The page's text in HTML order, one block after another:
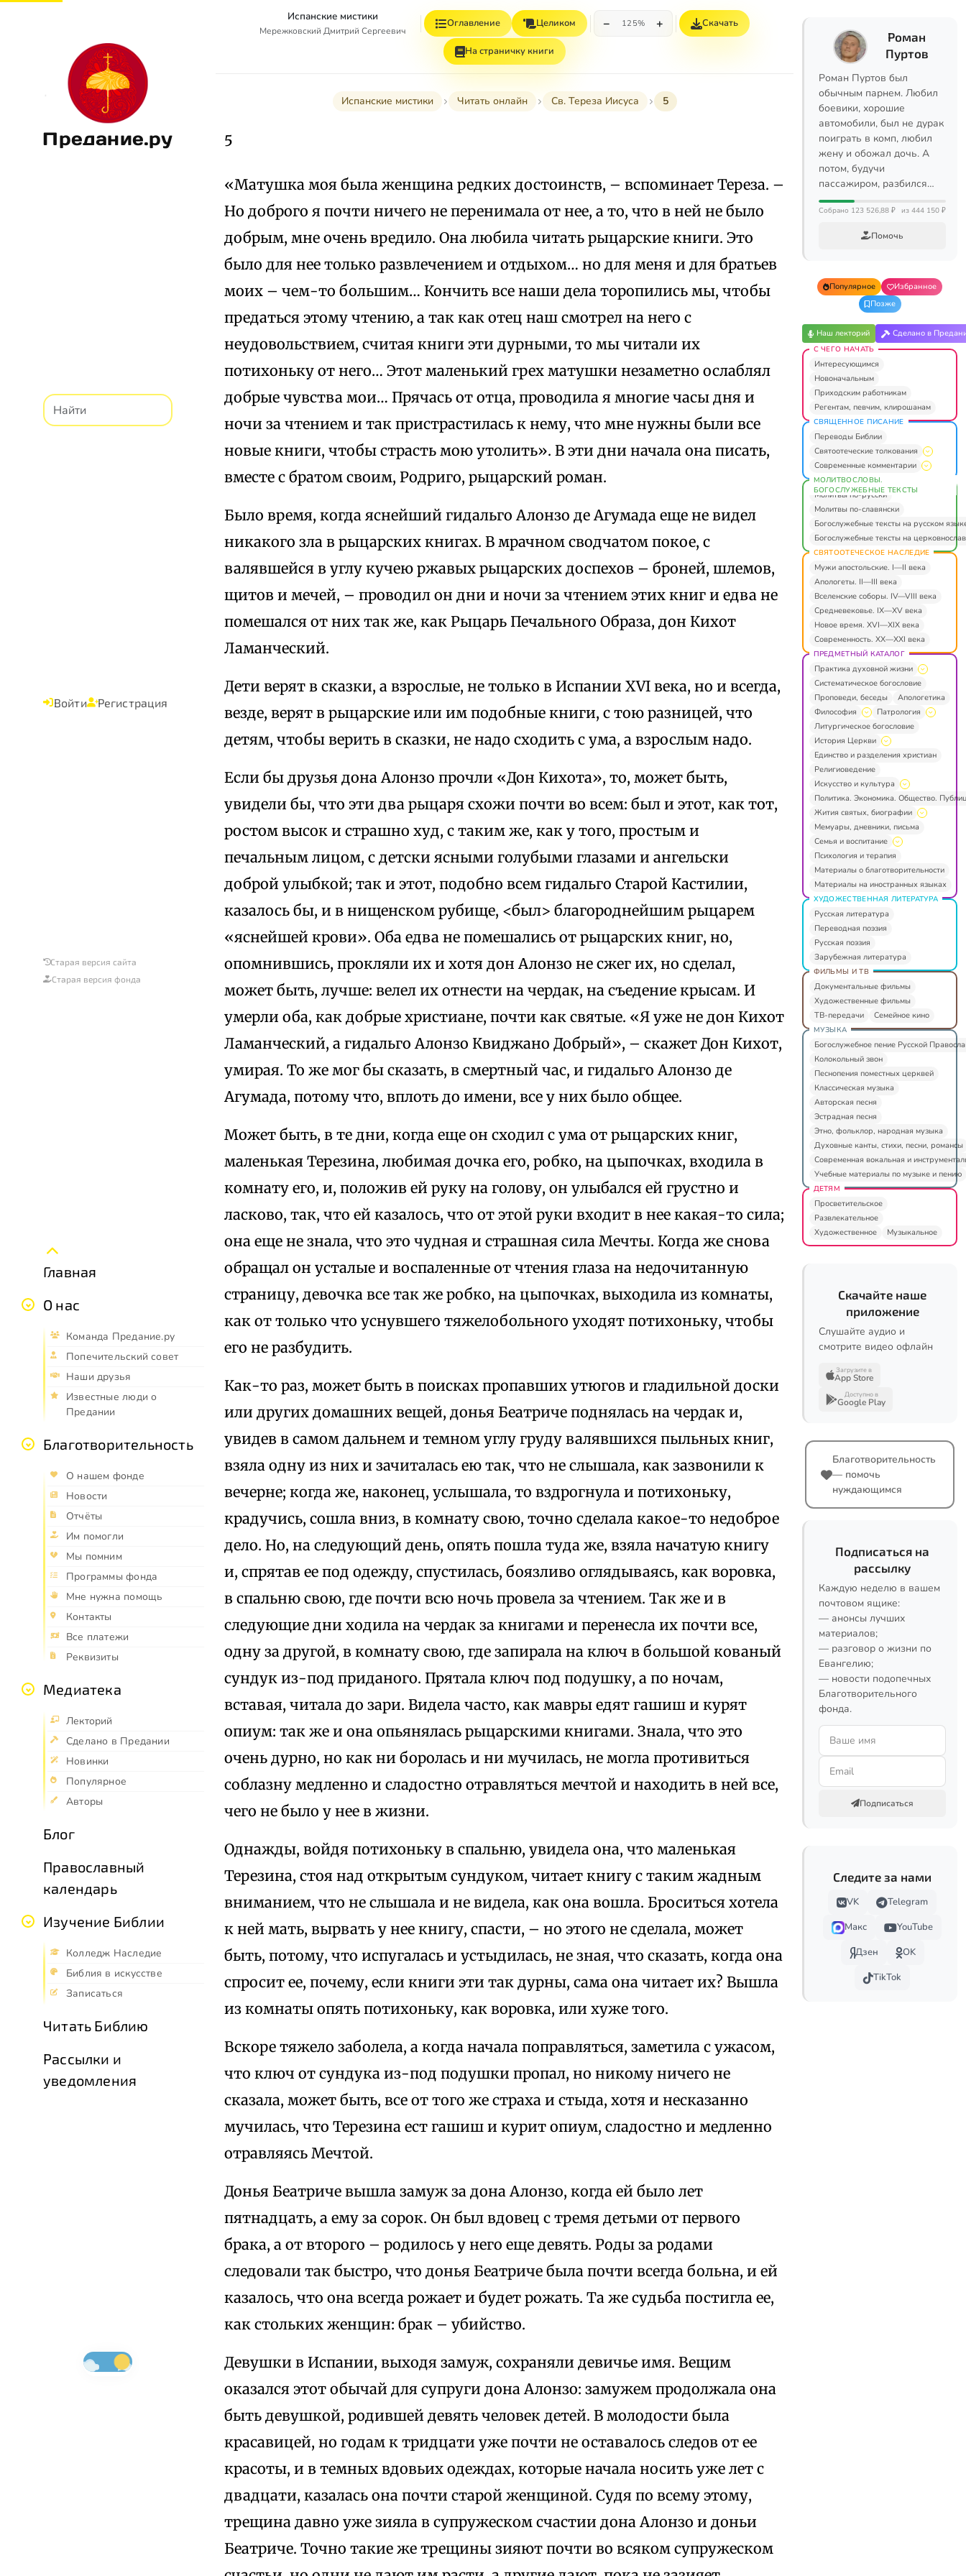
Предание.ру
Войти Регистрация
Старая версия сайта
Старая версия фонда
Главная
О нас
Команда Предание.ру
Попечительский совет
Наши друзья
Известные люди о
Предании
Благотворительность
О нашем фонде
Новости
Отчёты
Им помогли
Мы помним
Программы фонда
Мне нужна помощь
Контакты
Все платежи
Реквизиты
Медиатека
Лекторий
Сделано в Предании
Новинки
Популярное
Авторы
Блог
Православный
календарь
Изучение Библии
Колледж Наследие
Библия в искусстве
Записаться
Читать Библию
Рассылки и
уведомления
Испанские мистики
Мережковский Дмитрий Сергеевич
Оглавление Целиком − 125% + Скачать
На страничку книги
Испанские мистики Читать онлайн Св. Тереза Иисуса 5
5
«Матушка моя была женщина редких достоинств, – вспоминает Тереза. –
Но доброго я почти ничего не перенимала от нее, а то, что в ней не было
добрым, мне очень вредило. Она любила читать рыцарские книги. Это
было для нее только развлечением и отдыхом… но для меня и для братьев
моих – чем-то большим… Кончить все наши дела торопились мы, чтобы
предаться этому чтению, а так как отец наш смотрел на него с
неудовольствием, считая книги эти дурными, то мы читали их
потихоньку от него… Этот маленький грех матушки незаметно ослаблял
добрые чувства мои… Прячась от отца, проводила я многие часы дня и
ночи за чтением и так пристрастилась к нему, что мне нужны были все
новые книги, чтобы страсть мою утолить». В эти дни начала она писать,
вместе с братом своим, Родриго, рыцарский роман.
Было время, когда яснейший гидальго Алонзо де Агумада еще не видел
никакого зла в рыцарских книгах. В мрачном сводчатом покое, с
валявшейся в углу кучею ржавых рыцарских доспехов – броней, шлемов,
щитов и мечей, – проводил он дни и ночи за чтением этих книг и едва не
помешался от них так же, как Рыцарь Печального Образа, дон Кихот
Ламанческий.
Дети верят в сказки, а взрослые, не только в Испании XVI века, но и всегда,
везде, верят в рыцарские или им подобные книги, с тою разницей, что
детям, чтобы верить в сказки, не надо сходить с ума, а взрослым надо.
Если бы друзья дона Алонзо прочли «Дон Кихота», то, может быть,
увидели бы, что эти два рыцаря схожи почти во всем: был и этот, как тот,
ростом высок и страшно худ, с таким же, как у того, простым и
печальным лицом, с детски ясными голубыми глазами и ангельски
доброй улыбкой; так и этот, подобно всем гидальго Старой Кастилии,
казалось бы, и в нищенском рубище, <был> благороднейшим рыцарем
«яснейшей крови». Оба едва не помешались от рыцарских книг, но,
опомнившись, прокляли их и хотя дон Алонзо не сжег их, но сделал,
может быть, лучше: велел их отнести на чердак, на съедение крысам. И
умерли оба, как добрые христиане, почти как святые. «Я уже не дон Кихот
Ламанческий, а гидальго Алонзо Квиджано Добрый», – скажет Дон Кихот,
умирая. То же мог бы сказать, в смертный час, и гидальго Алонзо де
Агумада, потому что, вплоть до имени, все у них было общее.
Может быть, в те дни, когда еще он сходил с ума от рыцарских книг,
маленькая Терезина, любимая дочка его, робко, на цыпочках, входила в
комнату его, и, положив ей руку на голову, он улыбался ей грустно и
ласково, так, что ей казалось, что от этой руки входит в нее какая-то сила;
она еще не знала, что это чудная и страшная сила Мечты. Когда же снова
обращал он усталые и воспаленные от чтения глаза на недочитанную
страницу, девочка все так же робко, на цыпочках, выходила из комнаты,
как от только что уснувшего тяжелобольного уходят потихоньку, чтобы
его не разбудить.
Как-то раз, может быть в поисках пропавших утюгов и гладильной доски
или других домашних вещей, донья Беатриче поднялась на чердак и,
увидев в самом дальнем и темном углу груду валявшихся пыльных книг,
взяла одну из них и зачиталась ею так, что не слышала, как зазвонили к
вечерне; когда же, наконец, услышала, то вздрогнула и потихоньку,
крадучись, сошла вниз, в комнату свою, точно сделала какое-то недоброе
дело. Но, на следующий день, опять пошла туда же, взяла начатую книгу
и, спрятав ее под одежду, спустилась, боязливо оглядываясь, как воровка,
в спальню свою, где почти всю ночь провела за чтением. Так же и в
следующие дни ходила на чердак за книгами и перенесла их почти все,
одну за другой, в комнату свою, где запирала на ключ в большой кованый
сундук из-под приданого. Прятала ключ под подушку, а по ночам,
вставая, читала до зари. Видела часто, как мавры едят гашиш и курят
опиум: так же и она опьянялась рыцарскими книгами. Знала, что это
очень дурно, но как ни боролась и ни мучилась, не могла противиться
соблазну медленно и сладостно отравляться мечтой и находить в ней все,
чего не было у нее в жизни.
Однажды, войдя потихоньку в спальню, увидела она, что маленькая
Терезина, стоя над открытым сундуком, читает книгу с таким жадным
вниманием, что не слышала и не видела, как она вошла. Броситься хотела
к ней мать, вырвать у нее книгу, спасти, – но этого не сделала, может
быть, потому, что испугалась и устыдилась, не зная, что сказать, когда она
спросит ее, почему, если книги эти так дурны, сама она читает их? Вышла
из комнаты опять потихоньку, как воровка, или хуже того.
Вскоре тяжело заболела, а когда начала поправляться, заметила с ужасом,
что ключ от сундука из-под подушки пропал, но никому ничего не
сказала, может быть, все от того же страха и стыда, хотя и несказанно
мучилась, что Терезина ест гашиш и курит опиум, сладостно и медленно
отравляясь Мечтой.
Донья Беатриче вышла замуж за дона Алонзо, когда ей было лет
пятнадцать, а ему за сорок. Он был вдовец с тремя детьми от первого
брака, а от второго – родилось у него еще девять. Роды за родами
следовали так быстро, что донья Беатриче была почти всегда больна, и ей
казалось, что она всегда рожает и будет рожать. Та же судьба постигла ее,
как стольких женщин: брак – убийство.
Девушки в Испании, выходя замуж, сохраняли девичье имя. Вещим
оказался этот обычай для супруги дона Алонзо: замужем продолжала она
быть девушкой, родившей девять человек детей. В молодости была
красавицей, но годам к тридцати уже почти не оставалось следов от ее
красоты, и в темных вдовьих одеждах, которые начала носить уже лет с
двадцати, казалась она почти старой женщиной. Судя по всему этому,
трещина давно уже зияла в супружеском счастии дона Алонзо и доньи
Беатриче. Точно такие же трещины зияют почти во всяком супружеском
Роман
Пуртов
Роман Пуртов был
обычным парнем. Любил
боевики, хорошие
автомобили, был не дурак
поиграть в комп, любил
жену и обожал дочь. А
потом, будучи
пассажиром, разбился…
Собрано 123 526,88 ₽ из 444 150 ₽
Помочь
Популярное
Избранное
Позже
Наш лекторий Сделано в
С ЧЕГО НАЧАТЬ
Интересующимся
Новоначальным
Приходским работникам
Регентам, певчим, клирошанам
СВЯЩЕННОЕ ПИСАНИЕ
Переводы Библии
Святоотеческие толкования
Современные комментарии
МОЛИТВОСЛОВЫ.
БОГОСЛУЖЕБНЫЕ ТЕКСТЫ
Молитвы по-русски
Молитвы по-славянски
Богослужебные тексты на русском
Богослужебные тексты на
СВЯТООТЕЧЕСКОЕ НАСЛЕДИЕ
Мужи апостольские. I—II века
Апологеты. II—III века
Вселенские соборы. IV—VIII века
Средневековье. IX—XV века
Новое время. XVI—XIX века
Современность. XX—XXI века
ПРЕДМЕТНЫЙ КАТАЛОГ
Практика духовной жизни
Систематическое богословие
Проповеди, беседы
Апологетика
Философия
Патрология
Литургическое богословие
История Церкви
Единство и разделения христиан
Религиоведение
Искусство и культура
Политика. Экономика. Общество.
Жития святых, биографии
Мемуары, дневники, письма
Семья и воспитание
Психология и терапия
Материалы о благотворительности
Материалы на иностранных языках
ХУДОЖЕСТВЕННАЯ ЛИТЕРАТУРА
Русская литература
Переводная поэзия
Русская поэзия
Зарубежная литература
ФИЛЬМЫ И ТВ
Документальные фильмы
Художественные фильмы
ТВ-передачи
Семейное кино
МУЗЫКА
Богослужебное пение Русской
Колокольный звон
Песнопения поместных церквей
Классическая музыка
Авторская песня
Эстрадная песня
Этно, фольклор, народная музыка
Духовные канты, стихи, песни, романсы
Современная вокальная и
Учебные материалы по музыке и пению
ДЕТЯМ
Просветительское
Развлекательное
Художественное
Музыкальное
Скачайте наше
приложение
Слушайте аудио и
смотрите видео офлайн
Загрузите в
App Store
Доступно в
Google Play
Благотворительность
— помочь
нуждающимся
Подписаться на
рассылку
Каждую неделю в вашем
почтовом ящике:
— анонсы лучших
материалов;
— разговор о жизни по
Евангелию;
— новости подопечных
Благотворительного
фонда.
Подписаться
Следите за нами
VK
Telegram
Макс
YouTube
Дзен
OK
TikTok